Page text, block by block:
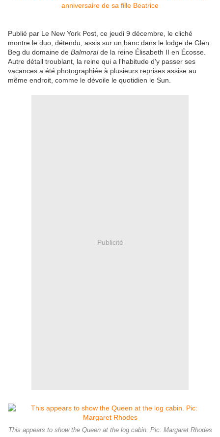
Publié par Le New York Post, ce jeudi 9 décembre, le cliché
montre le duo, détendu, assis sur un banc dans le lodge de Glen
Beg du domaine de Balmoralde la reine Élisabeth II en Écosse.
Autre détail troublant, la reine qui a l'habitude d'y passer ses
vacances a été photographiée à plusieurs reprises assise au
même endroit, comme le dévoile le quotidien le Sun.
Publicité
This appears to show the Queen at the log cabin. Pic: Margaret Rhodes